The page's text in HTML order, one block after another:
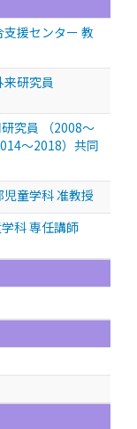
援センター 教
研究員
究員 （2008～
～2018）共同
童学科 准教授
科 専任講師